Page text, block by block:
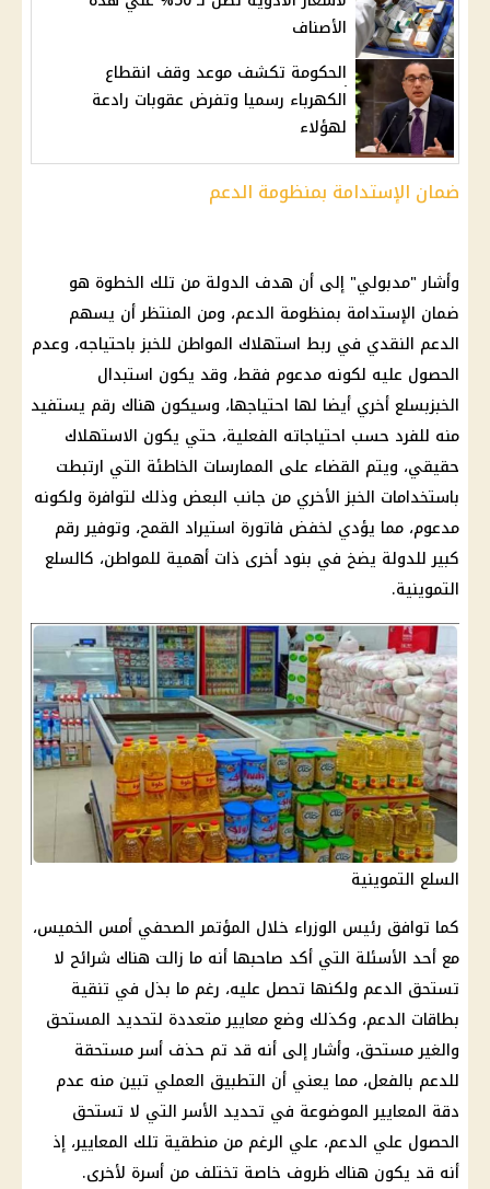
الأصناف
الحكومة تكشف موعد وقف انقطاع
الكهرباء رسميا وتفرض عقوبات رادعة
لهؤلاء
ضمان الإستدامة بمنظومة الدعم
وأشار "مدبولي" إلى أن هدف الدولة من تلك الخطوة هو
ضمان الإستدامة بمنظومة الدعم، ومن المنتظر أن يسهم
الدعم النقدي في ربط استهلاك المواطن للخبز باحتياجه، وعدم
الحصول عليه لكونه مدعوم فقط، وقد يكون استبدال
الخبزبسلع أخري أيضا لها احتياجها، وسيكون هناك رقم يستفيد
منه للفرد حسب احتياجاته الفعلية، حتي يكون الاستهلاك
حقيقي، ويتم القضاء على الممارسات الخاطئة التي ارتبطت
باستخدامات الخبز الأخري من جانب البعض وذلك لتوافرة ولكونه
مدعوم، مما يؤدي لخفض فاتورة استيراد القمح، وتوفير رقم
كبير للدولة يضخ في بنود أخرى ذات أهمية للمواطن، كالسلع
التموينية.
السلع التموينية
كما توافق رئيس الوزراء خلال المؤتمر الصحفي أمس الخميس،
مع أحد الأسئلة التي أكد صاحبها أنه ما زالت هناك شرائح لا
تستحق الدعم ولكنها تحصل عليه، رغم ما بذل في تنقية
بطاقات الدعم، وكذلك وضع معايير متعددة لتحديد المستحق
والغير مستحق، وأشار إلى أنه قد تم حذف أسر مستحقة
للدعم بالفعل، مما يعني أن التطبيق العملي تبين منه عدم
دقة المعايير الموضوعة في تحديد الأسر التي لا تستحق
الحصول علي الدعم، علي الرغم من منطقية تلك المعايير، إذ
أنه قد يكون هناك ظروف خاصة تختلف من أسرة لأخرى.